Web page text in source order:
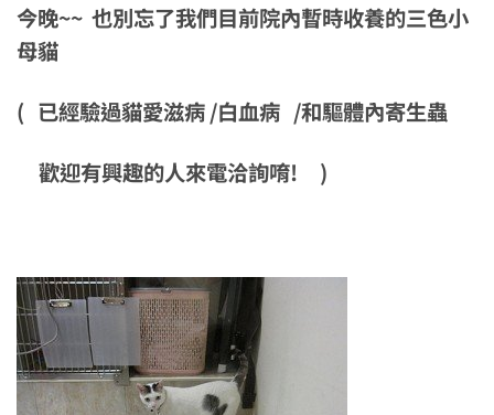
今晚~~ 也別忘了我們目前院內暫時收養的三色小
母貓
( 已經驗過貓愛滋病 /白血病 /和驅體內寄生蟲
歡迎有興趣的人來電洽詢唷! )